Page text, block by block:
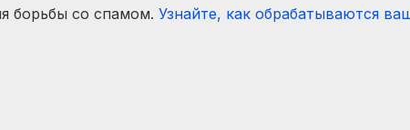
борьбы со спамом. Узнайте, как обрабатываются